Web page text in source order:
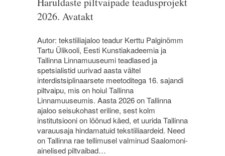
2026. Avatakt
Autor: tekstiiliajaloo teadur Kerttu Palginõmm
Tartu Ülikooli, Eesti Kunstiakadeemia ja
Tallinna Linnamuuseumi teadlased ja
spetsialistid uurivad aasta vältel
interdistsiplinaarsete meetoditega 16. sajandi
piltvaipu, mis on hoiul Tallinna
Linnamuuseumis. Aasta 2026 on Tallinna
ajaloo seisukohast eriline, sest kolm
institutsiooni on löönud käed, et uurida Tallinna
varauusaja hindamatuid tekstiiliaardeid. Need
on Tallinna rae tellimusel valminud Saalomoni-
ainelised piltvaibad…